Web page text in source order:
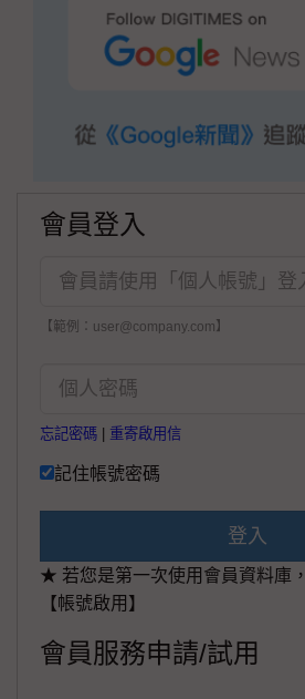
會員登入
【範例：user@company.com】
忘記密碼 重寄啟用信
記住帳號密碼
登入
★ 若您是第一次使用會員資料庫
【帳號啟用】
會員服務申請/試用